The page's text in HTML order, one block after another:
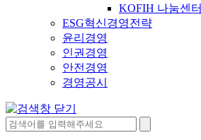
KOFIH 나눔센터
ESG혁신경영전략
윤리경영
인권경영
안전경영
경영공시